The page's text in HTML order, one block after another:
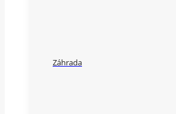
Záhrada